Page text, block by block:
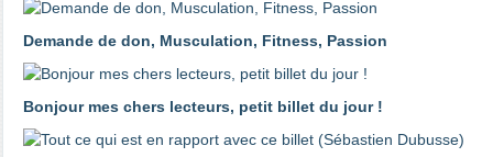
Demande de don, Musculation, Fitness, Passion
Bonjour mes chers lecteurs, petit billet du jour !